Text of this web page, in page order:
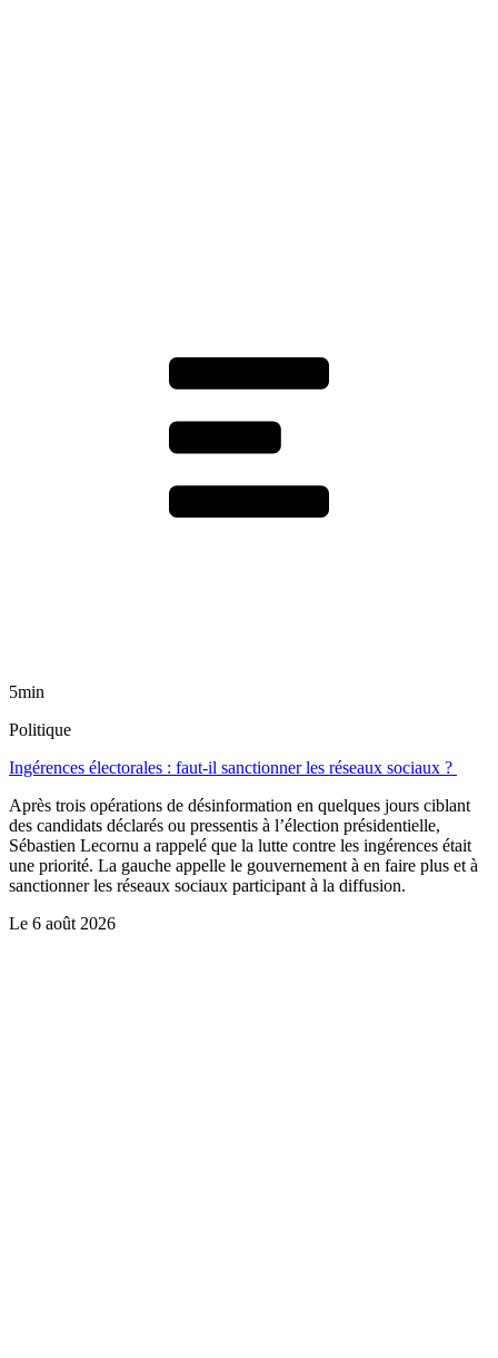
5min
Politique
Ingérences électorales : faut-il sanctionner les réseaux sociaux ?
Après trois opérations de désinformation en quelques jours ciblant
des candidats déclarés ou pressentis à l’élection présidentielle,
Sébastien Lecornu a rappelé que la lutte contre les ingérences était
une priorité. La gauche appelle le gouvernement à en faire plus et à
sanctionner les réseaux sociaux participant à la diffusion.
Le 6 août 2026